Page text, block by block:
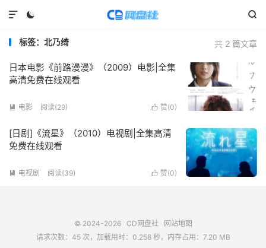
 

共 2 篇文章
标签：北乃绮
日本电影《前路漫漫》（2009）电影|全集
高清免费在线观看
 赞(0)
 电影 阅读(29)
[日剧]《流星》（2010）电视剧|全集高清
免费在线观看
 赞(0)
 电视剧 阅读(39)
© 2024-2026 CD网盘社
网站地图
请求次数：45 次，加载用时：0.258 秒，内存占用：7.20 MB